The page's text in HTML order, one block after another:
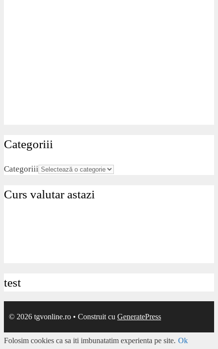
Categoriii
Categoriii
Curs valutar astazi
test
© 2026 tgvonline.ro • Construit cu GeneratePress
Folosim cookies ca sa iti imbunatatim experienta pe site. Ok